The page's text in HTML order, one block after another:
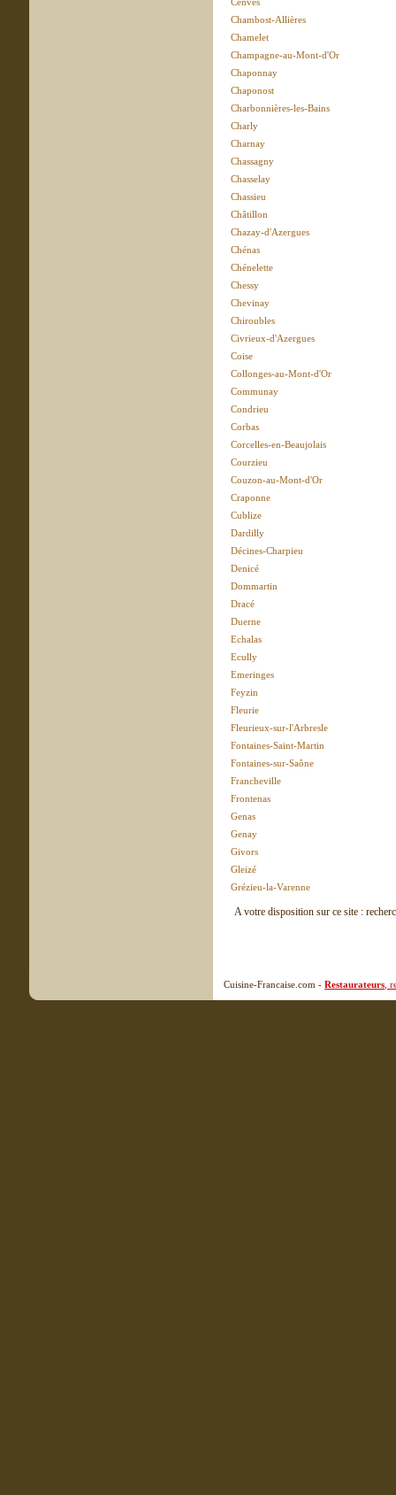
Chambost-Allières
Chamelet
Champagne-au-Mont-d'Or
Chaponnay
Chaponost
Charbonnières-les-Bains
Charly
Charnay
Chassagny
Chasselay
Chassieu
Châtillon
Chazay-d'Azergues
Chénas
Chénelette
Chessy
Chevinay
Chiroubles
Civrieux-d'Azergues
Coise
Collonges-au-Mont-d'Or
Communay
Condrieu
Corbas
Corcelles-en-Beaujolais
Courzieu
Couzon-au-Mont-d'Or
Craponne
Cublize
Dardilly
Décines-Charpieu
Denicé
Dommartin
Dracé
Duerne
Echalas
Ecully
Emeringes
Feyzin
Fleurie
Fleurieux-sur-l'Arbresle
Fontaines-Saint-Martin
Fontaines-sur-Saône
Francheville
Frontenas
Genas
Genay
Givors
Gleizé
Grézieu-la-Varenne
A votre disposition sur ce site :
Cuisine-Francaise.com - Restaurateurs ,